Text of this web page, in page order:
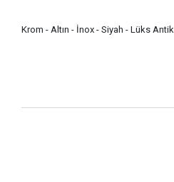
Krom - Altın - İnox - Siyah - Lüks Antik